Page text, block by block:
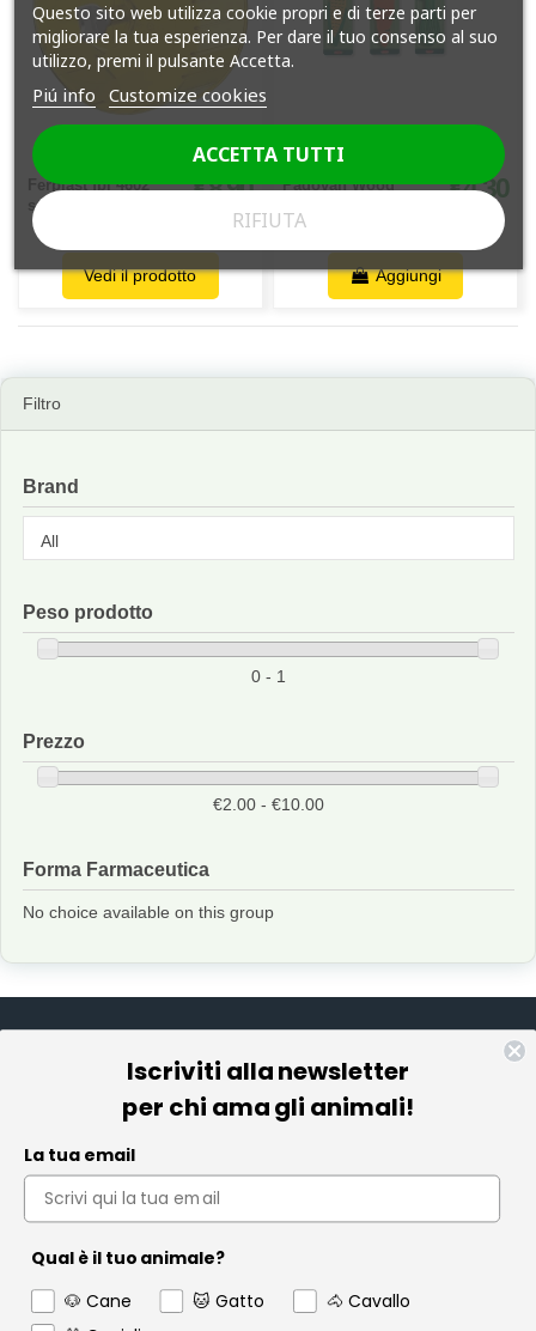
Ferplast fpi 4602
small hamster wheel
€8.90
Vedi il prodotto
Padovan Wood
1 Piece
€4.30
Aggiungi
Filtro
Brand
Peso prodotto
0 - 1
Prezzo
€2.00 - €10.00
Forma Farmaceutica
No choice available on this group
Questo sito web utilizza cookie propri e di terze parti per
migliorare la tua esperienza. Per dare il tuo consenso al suo
utilizzo, premi il pulsante Accetta.
Piú info Customize cookies
RIFIUTA
ACCETTA TUTTI
Account
Contact us
Garanzia
Iscriviti alla newsletter
per chi ama gli animali!
La tua email
Qual è il tuo animale?
🐶 Cane 🐱 Gatto 🐴 Cavallo